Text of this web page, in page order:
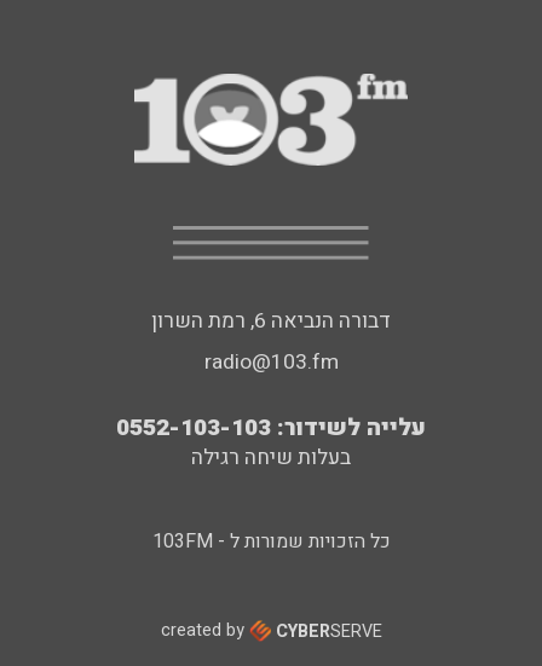
דבורה הנביאה 6, רמת השרון
radio@103.fm
עלייה לשידור: 0552-103-103
בעלות שיחה רגילה
כל הזכויות שמורות ל - 103FM
created by CYBERSERVE